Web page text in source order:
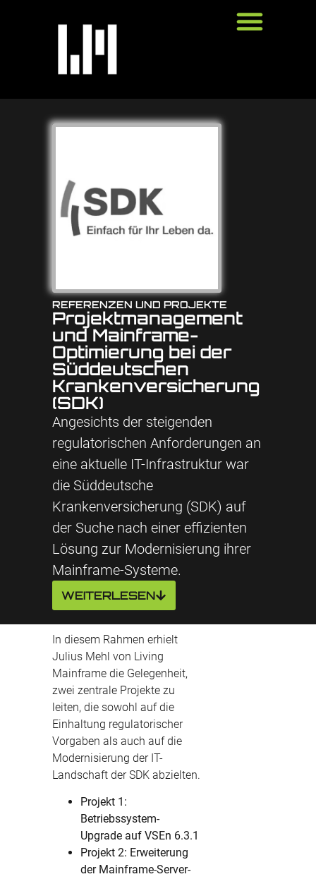
REFERENZEN UND PROJEKTE
Projektmanagement
und Mainframe-
Optimierung bei der
Süddeutschen
Krankenversicherung
(SDK)
Angesichts der steigenden
regulatorischen Anforderungen an
eine aktuelle IT-Infrastruktur war
die Süddeutsche
Krankenversicherung (SDK) auf
der Suche nach einer effizienten
Lösung zur Modernisierung ihrer
Mainframe-Systeme.
WEITERLESEN
In diesem Rahmen erhielt
Julius Mehl von Living
Mainframe die Gelegenheit,
zwei zentrale Projekte zu
leiten, die sowohl auf die
Einhaltung regulatorischer
Vorgaben als auch auf die
Modernisierung der IT-
Landschaft der SDK abzielten.
Projekt 1:
Betriebssystem-
Upgrade auf VSEn 6.3.1
Projekt 2: Erweiterung
der Mainframe-Server-